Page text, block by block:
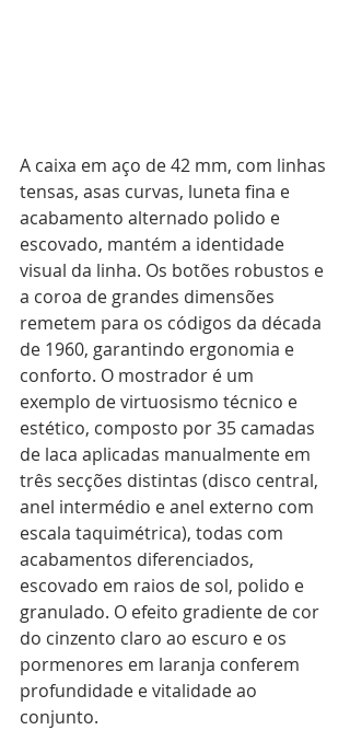
A caixa em aço de 42 mm, com linhas
tensas, asas curvas, luneta fina e
acabamento alternado polido e
escovado, mantém a identidade
visual da linha. Os botões robustos e
a coroa de grandes dimensões
remetem para os códigos da década
de 1960, garantindo ergonomia e
conforto. O mostrador é um
exemplo de virtuosismo técnico e
estético, composto por 35 camadas
de laca aplicadas manualmente em
três secções distintas (disco central,
anel intermédio e anel externo com
escala taquimétrica), todas com
acabamentos diferenciados,
escovado em raios de sol, polido e
granulado. O efeito gradiente de cor
do cinzento claro ao escuro e os
pormenores em laranja conferem
profundidade e vitalidade ao
conjunto.